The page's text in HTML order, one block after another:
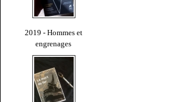
2019 - Hommes et
engrenages